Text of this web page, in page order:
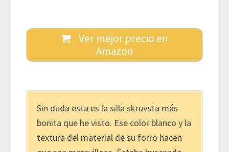
Ver mejor precio en
Amazon
Sin duda esta es la silla skruvsta más
bonita que he visto. Ese color blanco y la
textura del material de su forro hacen